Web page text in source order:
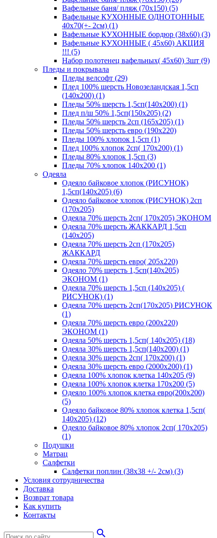
Вафельные баня/ пляж (70х150) (5)
Вафельные КУХОННЫЕ ОДНОТОННЫЕ
40х70(+- 2см) (1)
Вафельные КУХОННЫЕ бордюр (38х60) (3)
Вафельные КУХОННЫЕ ( 45х60) АКЦИЯ
!!! (5)
Набор полотенец вафельных( 45х60) 3шт (9)
Пледы и покрывала
Пледы велсофт (29)
Плед 100% шерсть Новозеландская 1,5сп
(140х200) (1)
Пледы 50% шерсть 1,5сп(140х200) (1)
Плед п/ш 50% 1,5сп(150х205) (2)
Пледы 50% шерсть 2сп (165х205) (1)
Пледы 50% шерсть евро (190х220)
Пледы 100% хлопок 1,5сп (1)
Плед 100% хлопок 2сп( 170х200) (1)
Пледы 80% хлопок 1,5сп (3)
Пледы 70% хлопок 140х200 (1)
Одеяла
Одеяло байковое хлопок (РИСУНОК)
1,5сп(140х205) (6)
Одеяло байковое хлопок (РИСУНОК) 2сп
(170х205)
Одеяла 70% шерсть 2сп( 170х205) ЭКОНОМ
Одеяла 70% шерсть ЖАККАРД 1,5сп
(140х205)
Одеяла 70% шерсть 2сп (170х205)
ЖАККАРД
Одеяла 70% шерсть евро( 205х220)
Одеяло 70% шерсть 1,5сп(140х205)
ЭКОНОМ (1)
Одеяла 70% шерсть 1,5сп (140х205) (
РИСУНОК) (1)
Одеяла 70% шерсть 2сп(170х205) РИСУНОК
(1)
Одеяла 70% шерсть евро (200х220)
ЭКОНОМ (1)
Одеяла 50% шерсть 1,5сп( 140х205) (18)
Одеяла 30% шерсть 1,5сп(140х200) (1)
Одеяла 30% шерсть 2сп( 170х200) (1)
Одеяла 30% шерсть евро (2000х200) (1)
Одеяла 100% хлопок клетка 140х205 (9)
Одеяла 100% хлопок клетка 170х200 (5)
Одеяло 100% хлопок клетка евро(200х200)
(5)
Одеяло байковое 80% хлопок клетка 1,5сп(
140х205) (12)
Одеяло байковое 80% хлопок 2сп( 170х205)
(1)
Подушки
Матрац
Салфетки
Салфетки поплин (38х38 +/- 2см) (3)
Условия сотрудничества
Доставка
Возврат товара
Как купить
Контакты
search